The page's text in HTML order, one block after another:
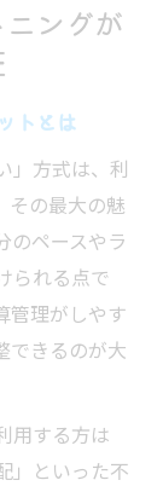
ングが
トとは
」方式は、利
その最大の魅
のペースやラ
られる点で
管理がしやす
できるのが大
用する方は
」といった不